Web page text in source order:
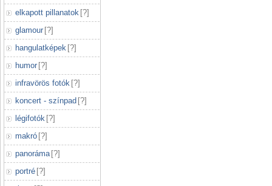
elkapott pillanatok [?]
glamour [?]
hangulatképek [?]
humor [?]
infravörös fotók [?]
koncert - színpad [?]
légifotók [?]
makró [?]
panoráma [?]
portré [?]